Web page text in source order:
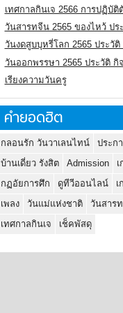
เทศกาลกินเจ 2566 การปฏิบัติ
วันสารทจีน 2565 ของไหว้ ป
วันงดสูบบุหรี่โลก 2565 ประวั
วันออกพรรษา 2565 ประวัติ กิ
เรียงความวันครู
คำยอดฮิต
กลอนรัก วันวาเลนไทน์
ประก
บ้านเดี่ยว รังสิต
Admission
กฏอัยการศึก
ดูทีวีออนไลน์
เพลง
วันแม่แห่งชาติ
วันสาร
เทศกาลกินเจ
เช็คพัสดุ